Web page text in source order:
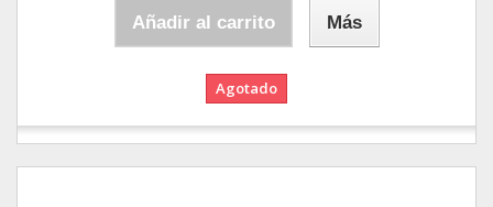
Añadir al carrito Más
Agotado